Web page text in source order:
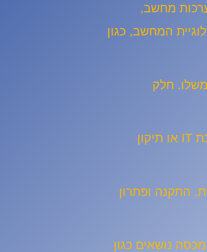
מחשב,
המחשב, כגון
חלק
: הסמכה ברמת כניסה זו מיועדת לאנשים המעוניינים להתחיל קריירה בתמיכת IT או תיקון
התקנה ופתרון
נושאים כגון